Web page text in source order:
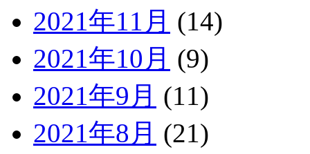
2021年11月 (14)
2021年10月 (9)
2021年9月 (11)
2021年8月 (21)